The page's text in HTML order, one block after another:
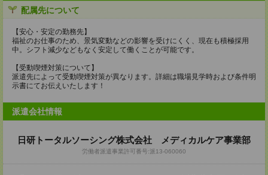
配属先について
【安心・安定の勤務先】
福祉のお仕事のため、景気変動などの影響を受けにくく、現在も積極採用
中。シフト減少などもなく安定して働くことが可能です。
【受動喫煙対策について】
派遣先によって受動喫煙対策が異なります。詳細は職場見学時および条件明
示書にてお伝えいたします！
派遣会社情報
日研トータルソーシング株式会社 メディカルケア事業部
労働者派遣事業許可番号:派13-060060